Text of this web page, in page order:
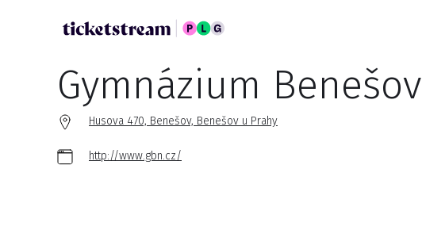
Gymnázium Benešov
Husova 470, Benešov, Benešov u Prahy
http://www.gbn.cz/